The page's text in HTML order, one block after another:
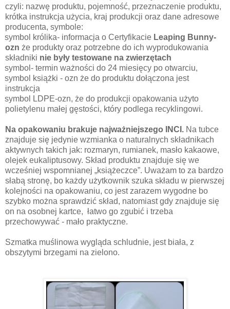
czyli: nazwę produktu, pojemność, przeznaczenie produktu,
krótka instrukcja użycia, kraj produkcji oraz dane adresowe
producenta, symbole:
symbol królika- informacja o Certyfikacie Leaping Bunny-
ozn że produkty oraz potrzebne do ich wyprodukowania
składniki nie były testowane na zwierzętach
symbol- termin ważności do 24 miesięcy po otwarciu,
symbol książki - ozn że do produktu dołączona jest
instrukcja
symbol LDPE-ozn, że do produkcji opakowania użyto
polietylenu małej gęstości, który podlega recyklingowi.
Na opakowaniu brakuje najważniejszego INCI. Na tubce
znajduje się jedynie wzmianka o naturalnych składnikach
aktywnych takich jak: rozmaryn, rumianek, masło kakaowe,
olejek eukaliptusowy. Skład produktu znajduje się we
wcześniej wspomnianej „książeczce”. Uważam to za bardzo
słabą stronę, bo każdy użytkownik szuka składu w pierwszej
kolejności na opakowaniu, co jest zarazem wygodne bo
szybko można sprawdzić skład, natomiast gdy znajduje się
on na osobnej kartce, łatwo go zgubić i trzeba
przechowywać - mało praktyczne.
Szmatka muślinowa wygląda schludnie, jest biała, z
obszytymi brzegami na zielono.